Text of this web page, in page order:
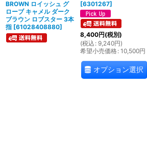
BROWN ロイッシュ グ
ローブ キャメル ダーク
ブラウン ロブスター 3本
指 [61028408880]
[6301267]
8,400円(税別)
(税込 : 9,240円)
希望小売価格: 10,500円
オプション選択